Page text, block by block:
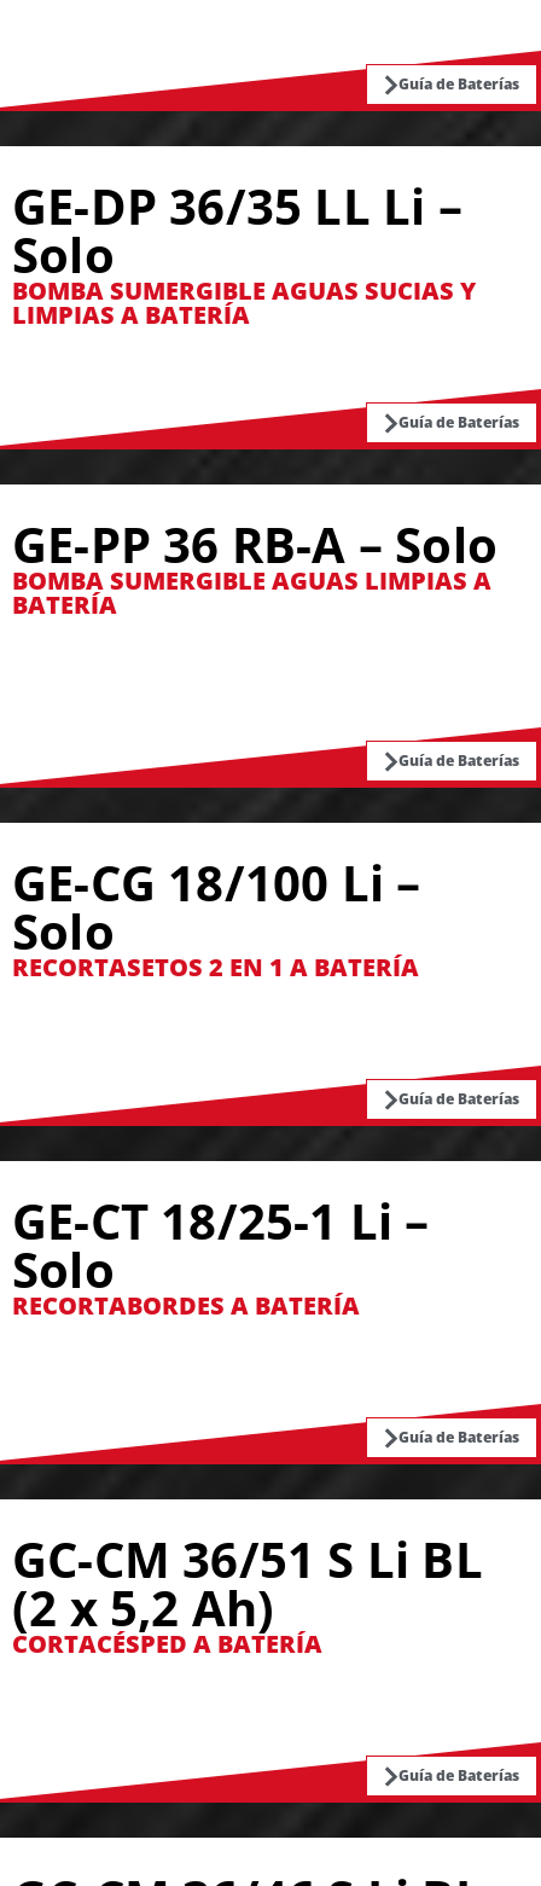
Guía de Baterías
GE-DP 36/35 LL Li –
Solo
BOMBA SUMERGIBLE AGUAS SUCIAS Y
LIMPIAS A BATERÍA
Guía de Baterías
GE-PP 36 RB-A – Solo
BOMBA SUMERGIBLE AGUAS LIMPIAS A
BATERÍA
Guía de Baterías
GE-CG 18/100 Li –
Solo
RECORTASETOS 2 EN 1 A BATERÍA
Guía de Baterías
GE-CT 18/25-1 Li –
Solo
RECORTABORDES A BATERÍA
Guía de Baterías
GC-CM 36/51 S Li BL
(2 x 5,2 Ah)
CORTACÉSPED A BATERÍA
Guía de Baterías